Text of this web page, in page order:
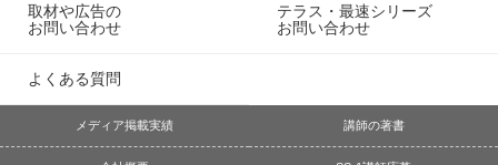
取材や広告の
お問い合わせ
テラス・最速シリーズ
お問い合わせ
よくある質問
メディア掲載実績 講師の著書